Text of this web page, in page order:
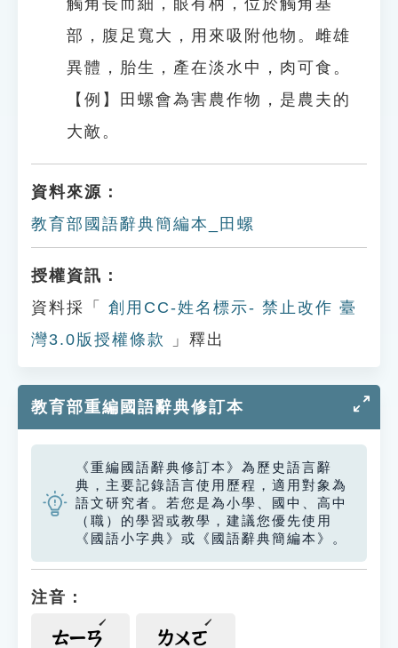
觸角長而細，眼有柄，位於觸角基
部，腹足寬大，用來吸附他物。雌雄
異體，胎生，產在淡水中，肉可食。
【例】田螺會為害農作物，是農夫的
大敵。
資料來源：
教育部國語辭典簡編本_田螺
授權資訊：
資料採「
創用CC-姓名標示- 禁止改作 臺
灣3.0版授權條款
」釋出
教育部重編國語辭典修訂本
《重編國語辭典修訂本》為歷史語言辭
典，主要記錄語言使用歷程，適用對象為
語文研究者。若您是為小學、國中、高中
（職）的學習或教學，建議您優先使用
《國語小字典》或《國語辭典簡編本》。
注音：
ㄊㄧㄢ ㄌㄨㄛ